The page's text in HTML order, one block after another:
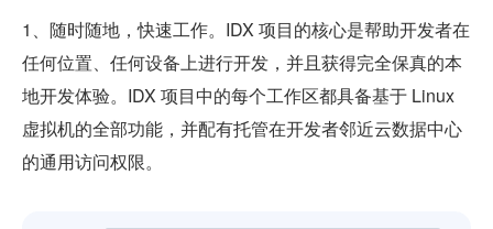
1、随时随地，快速工作。IDX 项目的核心是帮助开发者在
任何位置、任何设备上进行开发，并且获得完全保真的本
地开发体验。IDX 项目中的每个工作区都具备基于 Linux
虚拟机的全部功能，并配有托管在开发者邻近云数据中心
的通用访问权限。